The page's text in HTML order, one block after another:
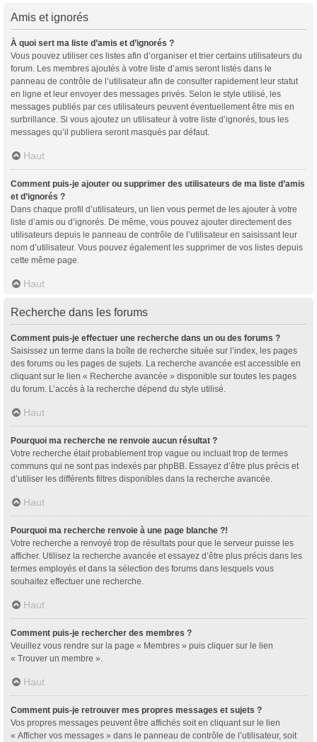
Amis et ignorés
À quoi sert ma liste d’amis et d’ignorés ?
Vous pouvez utiliser ces listes afin d’organiser et trier certains utilisateurs du
forum. Les membres ajoutés à votre liste d’amis seront listés dans le
panneau de contrôle de l’utilisateur afin de consulter rapidement leur statut
en ligne et leur envoyer des messages privés. Selon le style utilisé, les
messages publiés par ces utilisateurs peuvent éventuellement être mis en
surbrillance. Si vous ajoutez un utilisateur à votre liste d’ignorés, tous les
messages qu’il publiera seront masqués par défaut.
Haut
Comment puis-je ajouter ou supprimer des utilisateurs de ma liste d’amis
et d’ignorés ?
Dans chaque profil d’utilisateurs, un lien vous permet de les ajouter à votre
liste d’amis ou d’ignorés. De même, vous pouvez ajouter directement des
utilisateurs depuis le panneau de contrôle de l’utilisateur en saisissant leur
nom d’utilisateur. Vous pouvez également les supprimer de vos listes depuis
cette même page.
Haut
Recherche dans les forums
Comment puis-je effectuer une recherche dans un ou des forums ?
Saisissez un terme dans la boîte de recherche située sur l’index, les pages
des forums ou les pages de sujets. La recherche avancée est accessible en
cliquant sur le lien « Recherche avancée » disponible sur toutes les pages
du forum. L’accès à la recherche dépend du style utilisé.
Haut
Pourquoi ma recherche ne renvoie aucun résultat ?
Votre recherche était probablement trop vague ou incluait trop de termes
communs qui ne sont pas indexés par phpBB. Essayez d’être plus précis et
d’utiliser les différents filtres disponibles dans la recherche avancée.
Haut
Pourquoi ma recherche renvoie à une page blanche ?!
Votre recherche a renvoyé trop de résultats pour que le serveur puisse les
afficher. Utilisez la recherche avancée et essayez d’être plus précis dans les
termes employés et dans la sélection des forums dans lesquels vous
souhaitez effectuer une recherche.
Haut
Comment puis-je rechercher des membres ?
Veuillez vous rendre sur la page « Membres » puis cliquer sur le lien
« Trouver un membre ».
Haut
Comment puis-je retrouver mes propres messages et sujets ?
Vos propres messages peuvent être affichés soit en cliquant sur le lien
« Afficher vos messages » dans le panneau de contrôle de l’utilisateur, soit